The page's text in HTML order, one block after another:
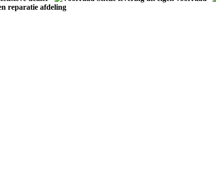
reparatie afdeling